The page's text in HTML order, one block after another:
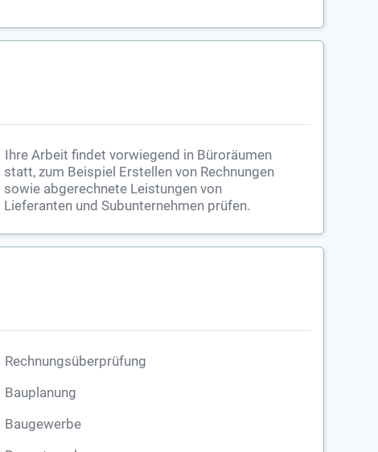
Ihre Arbeit findet vorwiegend in Büroräumen
statt, zum Beispiel Erstellen von Rechnungen
sowie abgerechnete Leistungen von
Lieferanten und Subunternehmen prüfen.
Rechnungsüberprüfung
Bauplanung
Baugewerbe